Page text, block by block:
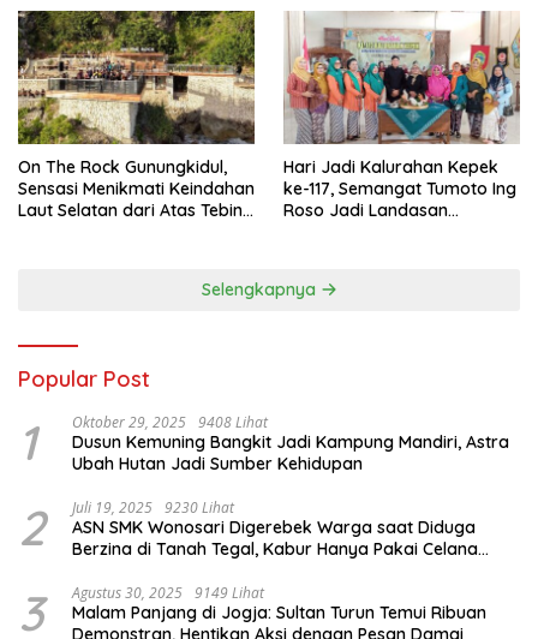
On The Rock Gunungkidul,
Sensasi Menikmati Keindahan
Laut Selatan dari Atas Tebing
Hari Jadi Kalurahan Kepek
ke-117, Semangat Tumoto Ing
Roso Jadi Landasan
Selengkapnya
Popular Post
1 Oktober 29, 2025 9408 Lihat
Dusun Kemuning Bangkit Jadi Kampung Mandiri, Astra
Ubah Hutan Jadi Sumber Kehidupan
2 Juli 19, 2025 9230 Lihat
ASN SMK Wonosari Digerebek Warga saat Diduga
Berzina di Tanah Tegal, Kabur Hanya Pakai Celana
3 Agustus 30, 2025 9149 Lihat
Malam Panjang di Jogja: Sultan Turun Temui Ribuan
Demonstran, Hentikan Aksi dengan Pesan Damai